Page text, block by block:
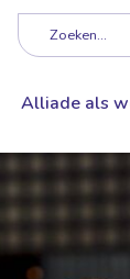
Zoeken...
Alliade als